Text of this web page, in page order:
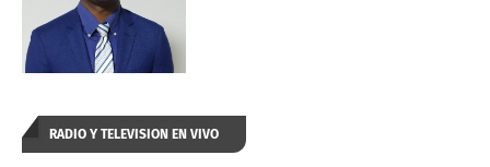
RADIO Y TELEVISION EN VIVO